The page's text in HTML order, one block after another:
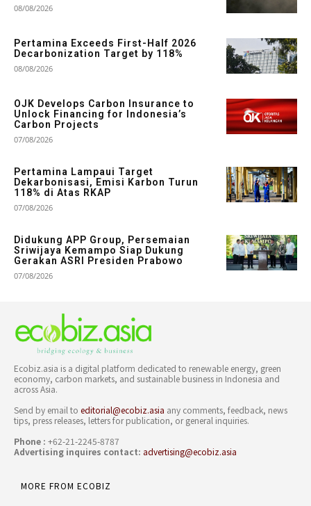
08/08/2026
Pertamina Exceeds First-Half 2026
Decarbonization Target by 118%
08/08/2026
OJK Develops Carbon Insurance to
Unlock Financing for Indonesia’s
Carbon Projects
07/08/2026
Pertamina Lampaui Target
Dekarbonisasi, Emisi Karbon Turun
118% di Atas RKAP
07/08/2026
Didukung APP Group, Persemaian
Sriwijaya Kemampo Siap Dukung
Gerakan ASRI Presiden Prabowo
07/08/2026
Ecobiz.asia is a digital platform dedicated to renewable energy, green
economy, carbon markets, and sustainable business in Indonesia and
across Asia.
Send by email to editorial@ecobiz.asia any comments, feedback, news
tips, press releases, letters for publication, or general inquiries.
Phone : +62-21-2245-8787
Advertising inquires contact: advertising@ecobiz.asia
MORE FROM ECOBIZ